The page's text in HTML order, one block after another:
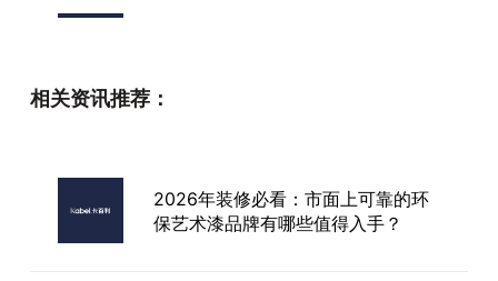
相关资讯推荐：
2026年装修必看：市面上可靠的环
保艺术漆品牌有哪些值得入手？